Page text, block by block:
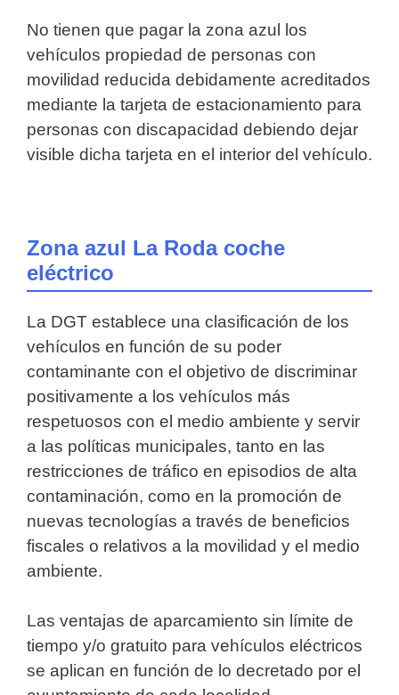
No tienen que pagar la zona azul los
vehículos propiedad de personas con
movilidad reducida debidamente acreditados
mediante la tarjeta de estacionamiento para
personas con discapacidad debiendo dejar
visible dicha tarjeta en el interior del vehículo.
Zona azul La Roda coche
eléctrico
La DGT establece una clasificación de los
vehículos en función de su poder
contaminante con el objetivo de discriminar
positivamente a los vehículos más
respetuosos con el medio ambiente y servir
a las políticas municipales, tanto en las
restricciones de tráfico en episodios de alta
contaminación, como en la promoción de
nuevas tecnologías a través de beneficios
fiscales o relativos a la movilidad y el medio
ambiente.
Las ventajas de aparcamiento sin límite de
tiempo y/o gratuito para vehículos eléctricos
se aplican en función de lo decretado por el